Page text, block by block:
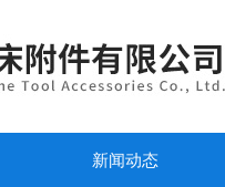
新闻动态